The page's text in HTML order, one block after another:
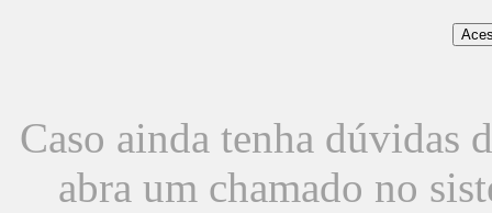
Caso ainda tenha dúvidas
abra um chamado no